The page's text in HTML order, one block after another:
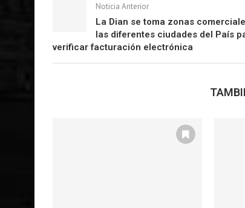
Noticia Anterior
La Dian se toma zonas
las diferentes ciudades del País
verificar facturación electrónica